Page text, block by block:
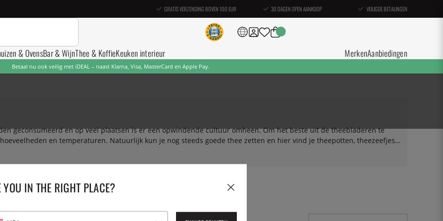
GRATIS VERZENDING BOVEN 100 EUR 30 DAGEN OPEN AANKOOP VEILIGDE BETALINGEN
& OvensBar & WijnThee & KoffieKeuken interieur MerkenAanbiedingen
Betaal nu ook veilig met iDEAL – naast Klarna, Visa, MasterCard en Apple Pay.
geconsumeerd en op veel plaatsen is er een opwindende cultuur omheen. Om het beste uit de theebladeren te
en temperaturen. Natuurlijk kun je nog steeds goede thee zetten en hier vind je theepotten, theezeefjes,
Theekopjes Theezeefje
YOU IN THE RIGHT PLACE?